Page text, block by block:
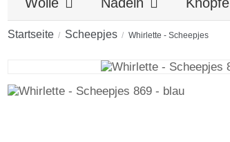
Startseite Scheepjes Whirlette - Scheepjes